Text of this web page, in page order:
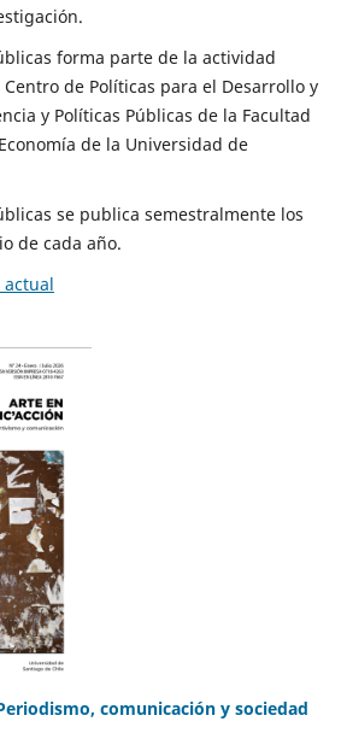
forma parte de la actividad
de Políticas para el Desarrollo y
y Políticas Públicas de la Facultad
de la Universidad de
se publica semestralmente los
de cada año.
comunicación y sociedad